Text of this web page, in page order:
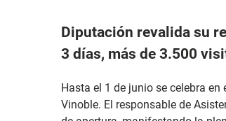
Diputación revalida su
3 días, más de 3.500
Hasta el 1 de junio se celebra
Vinoble. El responsable de